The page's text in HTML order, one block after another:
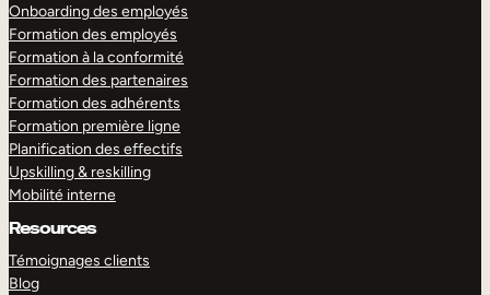
Onboarding des employés
Formation des employés
Formation à la conformité
Formation des partenaires
Formation des adhérents
Formation première ligne
Planification des effectifs
Upskilling & reskilling
Mobilité interne
Resources
Témoignages clients
Blog